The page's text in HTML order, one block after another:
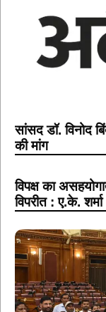
सांसद डॉ. विनोद
की मांग
विपक्ष का
विपरीत : ए.के. शर्मा